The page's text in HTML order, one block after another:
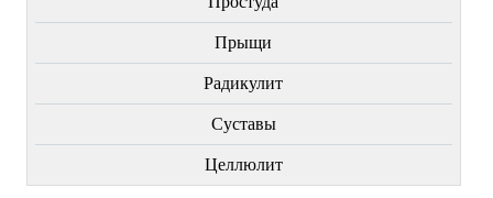
Прыщи
Радикулит
Суставы
Целлюлит